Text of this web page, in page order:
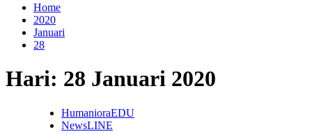
Home
2020
Januari
28
Hari: 28 Januari 2020
HumanioraEDU
NewsLINE